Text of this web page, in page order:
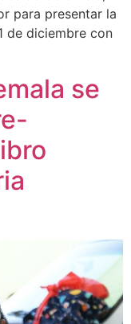
para presentar la
de diciembre con
se